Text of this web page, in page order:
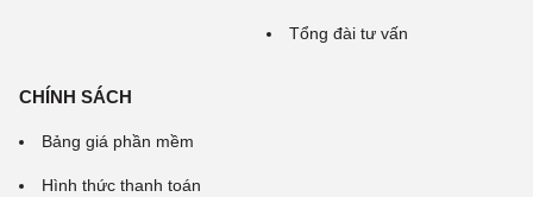
Tổng đài tư vấn
CHÍNH SÁCH
Bảng giá phần mềm
Hình thức thanh toán